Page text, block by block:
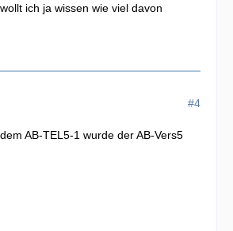
ich ja wissen wie viel davon
#4
AB-TEL5-1 wurde der AB-Vers5